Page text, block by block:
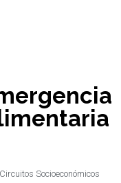
Circuitos Socioeconómicos